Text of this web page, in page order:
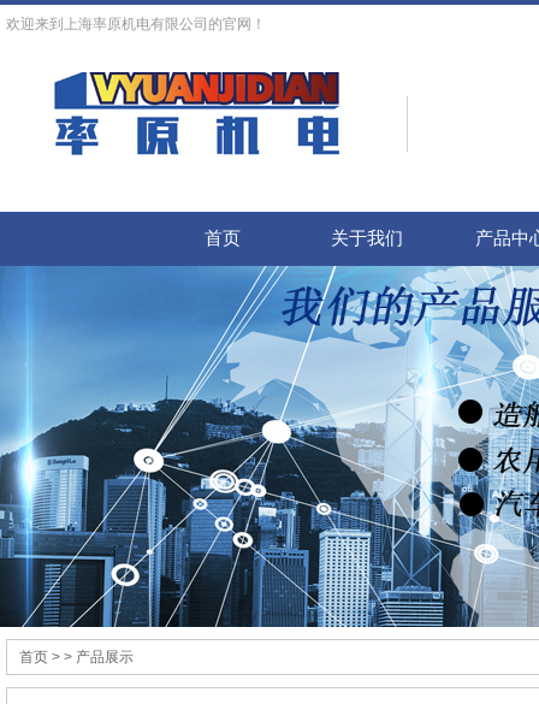
欢迎来到上海率原机电有限公司的官网！
首页 关于我们 产品中
首页 > > 产品展示